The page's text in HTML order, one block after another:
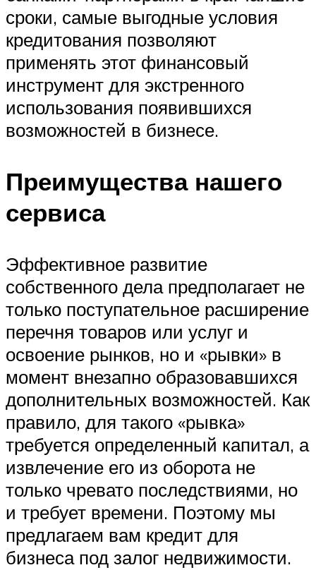
сроки, самые выгодные условия
кредитования позволяют
применять этот финансовый
инструмент для экстренного
использования появившихся
возможностей в бизнесе.
Преимущества нашего
сервиса
Эффективное развитие
собственного дела предполагает не
только поступательное расширение
перечня товаров или услуг и
освоение рынков, но и «рывки» в
момент внезапно образовавшихся
дополнительных возможностей. Как
правило, для такого «рывка»
требуется определенный капитал, а
извлечение его из оборота не
только чревато последствиями, но
и требует времени. Поэтому мы
предлагаем вам кредит для
бизнеса под залог недвижимости.